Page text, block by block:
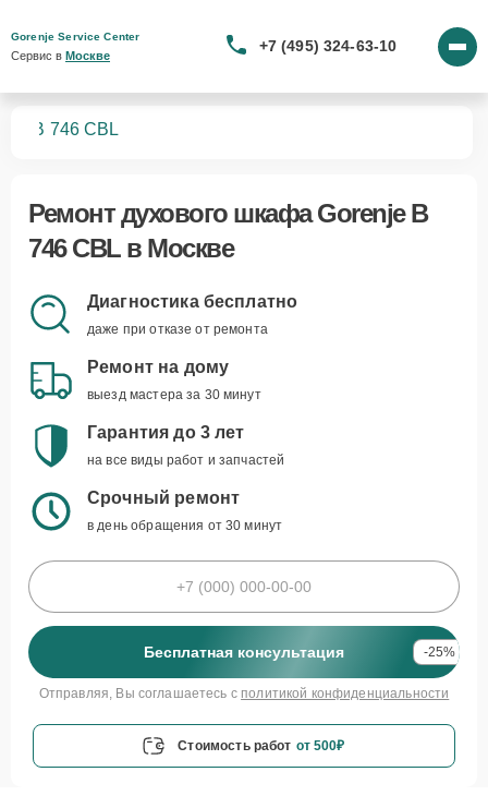
Gorenje Service Center
Сервис в Москве
+7 (495) 324-63-10
B 746 CBL
Ремонтдухового шкафа Gorenje B
746 CBLв Москве
Диагностика бесплатно
даже при отказе от ремонта
Ремонт на дому
выезд мастера за 30 минут
Гарантия до 3 лет
на все виды работ и запчастей
Срочный ремонт
в день обращения от 30 минут
Бесплатная консультация -25%
Отправляя, Вы соглашаетесь с политикой конфиденциальности
Стоимость работ от 500₽